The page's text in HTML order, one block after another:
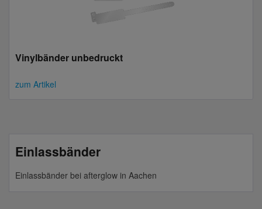
Vinylbänder unbedruckt
zum Artikel
Einlassbänder
Einlassbänder bei afterglow in Aachen